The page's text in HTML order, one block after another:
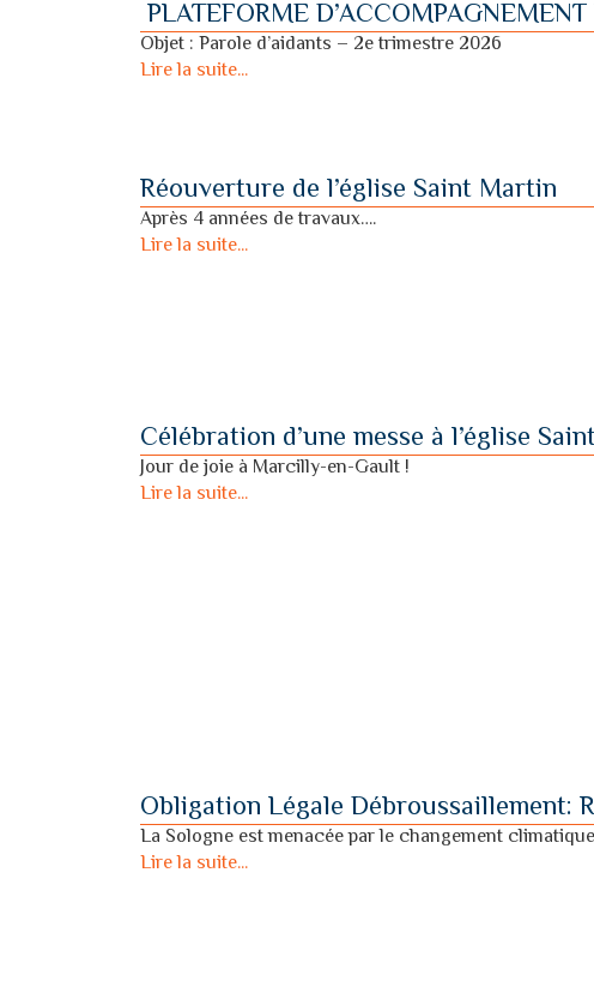
PLATEFORME
Objet : Parole d’aidants – 2e trimestre 2026
Lire la suite...
Réouverture de l’église Saint Martin
Après 4 années de travaux….
Lire la suite...
Célébration d’une messe à l’église
Jour de joie à Marcilly-en-Gault !
Lire la suite...
Obligation Légale Débroussaillement:
La Sologne est menacée par le changement
Lire la suite...